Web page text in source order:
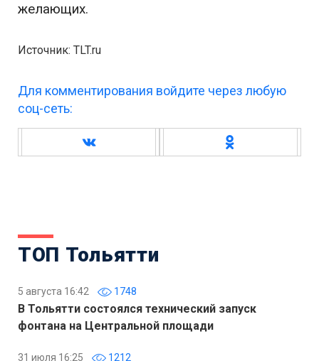
желающих.
Источник: TLT.ru
Для комментирования войдите через любую
соц-сеть:
ТОП Тольятти
5 августа 16:42 1748
В Тольятти состоялся технический запуск
фонтана на Центральной площади
31 июля 16:25 1212